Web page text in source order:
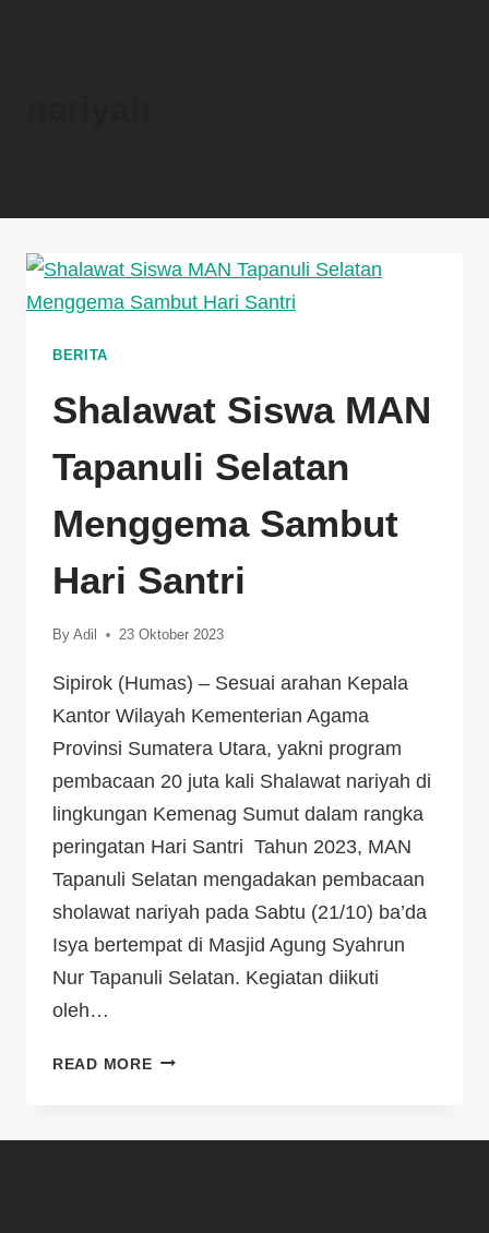
BERITA
Shalawat Siswa MAN
Tapanuli Selatan
Menggema Sambut
Hari Santri
By Adil 23 Oktober 2023
Sipirok (Humas) – Sesuai arahan Kepala
Kantor Wilayah Kementerian Agama
Provinsi Sumatera Utara, yakni program
pembacaan 20 juta kali Shalawat nariyah di
lingkungan Kemenag Sumut dalam rangka
peringatan Hari Santri Tahun 2023, MAN
Tapanuli Selatan mengadakan pembacaan
sholawat nariyah pada Sabtu (21/10) ba’da
Isya bertempat di Masjid Agung Syahrun
Nur Tapanuli Selatan. Kegiatan diikuti
oleh…
READ MORE